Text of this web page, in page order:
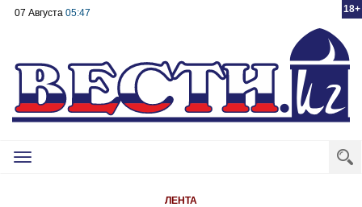
18+
07 Августа 05:47
Toggle
ЛЕНТА